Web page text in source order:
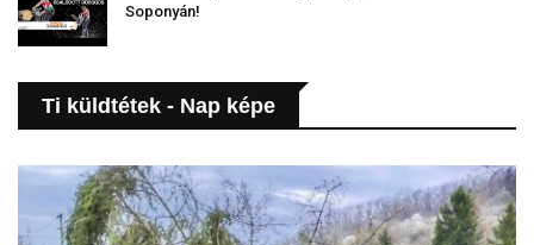
Soponyán!
Ti küldtétek - Nap képe